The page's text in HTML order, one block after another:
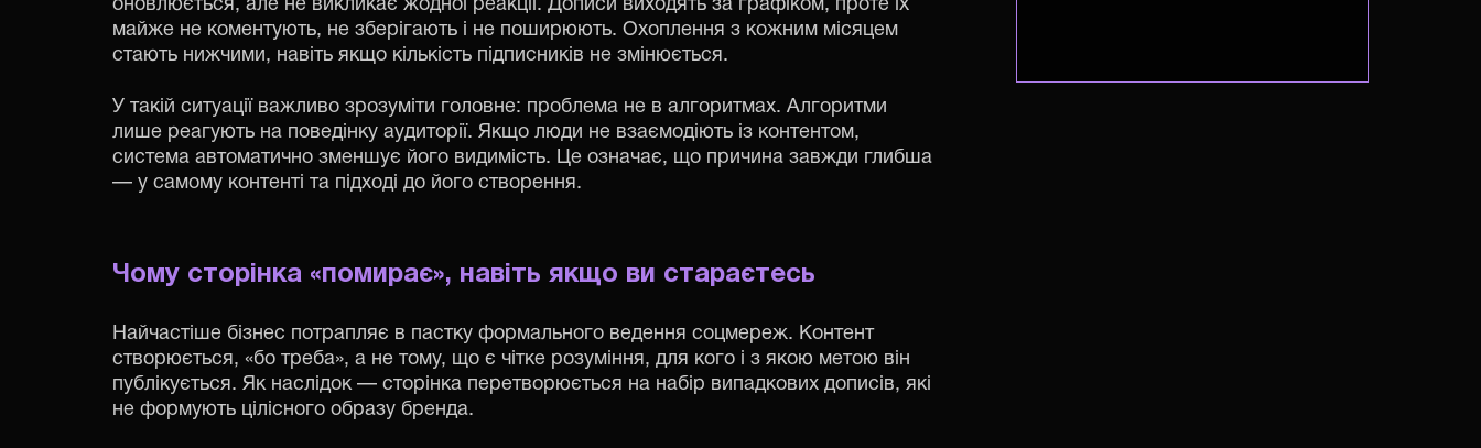
оновлюється, але не викликає жодної реакції. Дописи виходять за графіком, проте їх
майже не коментують, не зберігають і не поширюють. Охоплення з кожним місяцем
стають нижчими, навіть якщо кількість підписників не змінюється.
У такій ситуації важливо зрозуміти головне: проблема не в алгоритмах. Алгоритми
лише реагують на поведінку аудиторії. Якщо люди не взаємодіють із контентом,
система автоматично зменшує його видимість. Це означає, що причина завжди глибша
— у самому контенті та підході до його створення.
Чому сторінка «помирає», навіть якщо ви стараєтесь
Найчастіше бізнес потрапляє в пастку формального ведення соцмереж. Контент
створюється, «бо треба», а не тому, що є чітке розуміння, для кого і з якою метою він
публікується. Як наслідок — сторінка перетворюється на набір випадкових дописів, які
не формують цілісного образу бренда.